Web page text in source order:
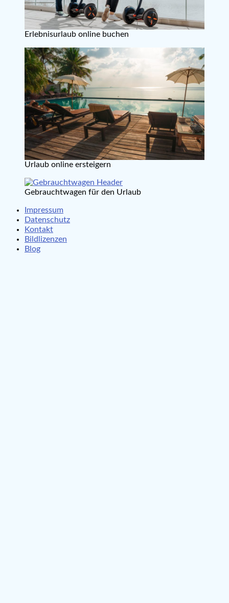
Erlebnisurlaub online buchen
Urlaub online ersteigern
Gebrauchtwagen für den Urlaub
Impressum
Datenschutz
Kontakt
Bildlizenzen
Blog